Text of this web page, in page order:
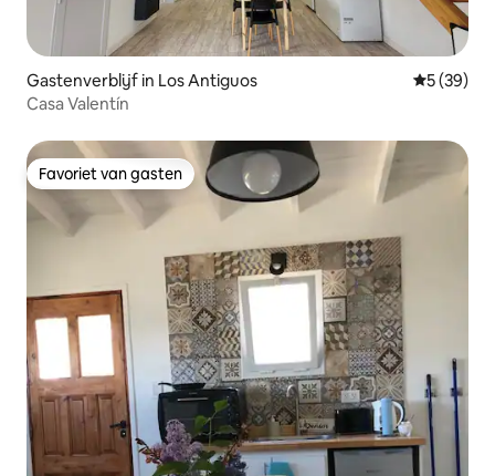
Gastenverblijf in Los Antiguos
5 (39)
Casa Valentín
Favoriet van gasten
Favoriet van gasten